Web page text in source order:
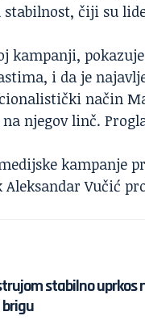
stabilnost, čiji su
kampanji,
i da je
način
njegov linč.
kampanje
Vučić
stabilno